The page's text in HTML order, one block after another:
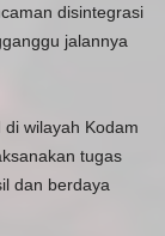
disintegrasi
jalannya
wilayah Kodam
tugas
dan berdaya